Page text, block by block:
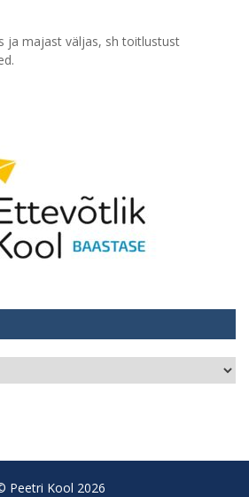
ja majast väljas, sh toitlustust
Peetri Kool 2026